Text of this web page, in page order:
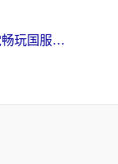
Dive用什么加速器好？海外党畅玩国服游戏的终极避坑指南